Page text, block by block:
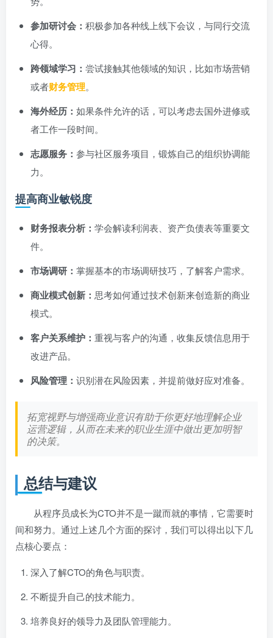
参加研讨会： 积极参加各种线上线下会议，与同行交流
心得。
跨领域学习： 尝试接触其他领域的知识，比如市场营销
或者财务管理。
海外经历： 如果条件允许的话，可以考虑去国外进修或
者工作一段时间。
志愿服务： 参与社区服务项目，锻炼自己的组织协调能
力。
提高商业敏锐度
财务报表分析： 学会解读利润表、资产负债表等重要文
件。
市场调研： 掌握基本的市场调研技巧，了解客户需求。
商业模式创新： 思考如何通过技术创新来创造新的商业
模式。
客户关系维护： 重视与客户的沟通，收集反馈信息用于
改进产品。
风险管理： 识别潜在风险因素，并提前做好应对准备。
拓宽视野与增强商业意识有助于你更好地理解企业
运营逻辑，从而在未来的职业生涯中做出更加明智
的决策。
总结与建议
从程序员成长为CTO并不是一蹴而就的事情，它需要时
间和努力。通过上述几个方面的探讨，我们可以得出以下几
点核心要点：
深入了解CTO的角色与职责。
不断提升自己的技术能力。
培养良好的领导力及团队管理能力。